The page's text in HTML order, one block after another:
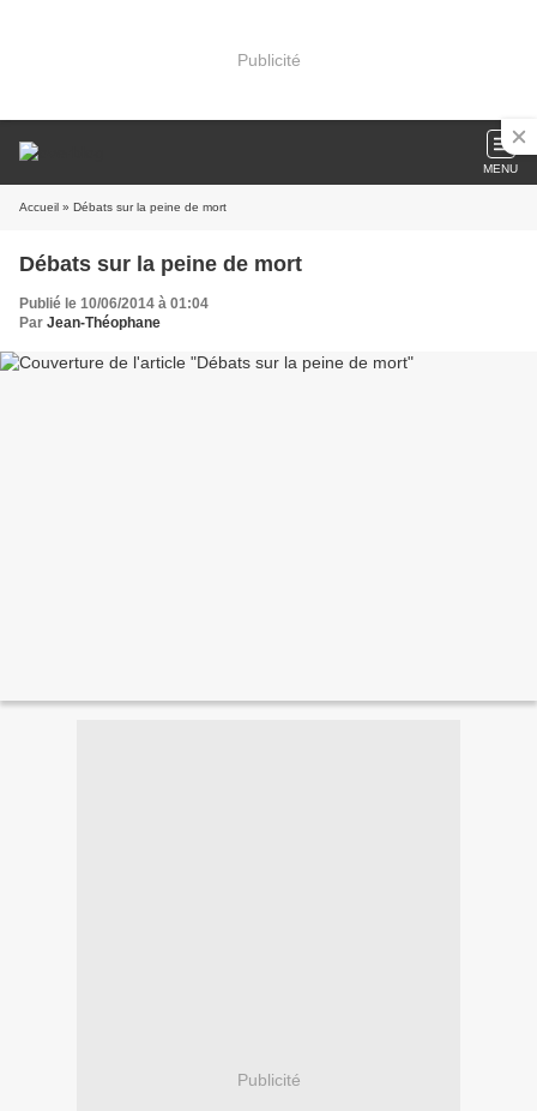
Publicité
MENU
Accueil » Débats sur la peine de mort
Débats sur la peine de mort
Publié le 10/06/2014 à 01:04
Par Jean-Théophane
Publicité